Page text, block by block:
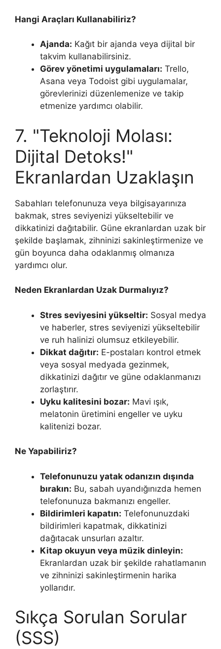
Hangi Araçları Kullanabiliriz?
Ajanda: Kağıt bir ajanda veya dijital bir
takvim kullanabilirsiniz.
Görev yönetimi uygulamaları: Trello,
Asana veya Todoist gibi uygulamalar,
görevlerinizi düzenlemenize ve takip
etmenize yardımcı olabilir.
7. "Teknoloji Molası:
Dijital Detoks!"
Ekranlardan Uzaklaşın
Sabahları telefonunuza veya bilgisayarınıza
bakmak, stres seviyenizi yükseltebilir ve
dikkatinizi dağıtabilir. Güne ekranlardan uzak bir
şekilde başlamak, zihninizi sakinleştirmenize ve
gün boyunca daha odaklanmış olmanıza
yardımcı olur.
Neden Ekranlardan Uzak Durmalıyız?
Stres seviyesini yükseltir: Sosyal medya
ve haberler, stres seviyenizi yükseltebilir
ve ruh halinizi olumsuz etkileyebilir.
Dikkat dağıtır: E-postaları kontrol etmek
veya sosyal medyada gezinmek,
dikkatinizi dağıtır ve güne odaklanmanızı
zorlaştırır.
Uyku kalitesini bozar: Mavi ışık,
melatonin üretimini engeller ve uyku
kalitenizi bozar.
Ne Yapabiliriz?
Telefonunuzu yatak odanızın dışında
bırakın: Bu, sabah uyandığınızda hemen
telefonunuza bakmanızı engeller.
Bildirimleri kapatın: Telefonunuzdaki
bildirimleri kapatmak, dikkatinizi
dağıtacak unsurları azaltır.
Kitap okuyun veya müzik dinleyin:
Ekranlardan uzak bir şekilde rahatlamanın
ve zihninizi sakinleştirmenin harika
yollarıdır.
Sıkça Sorulan Sorular
(SSS)